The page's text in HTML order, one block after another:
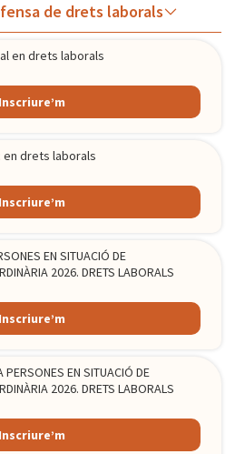
de drets laborals
en drets laborals
Inscriure’m
drets laborals
Inscriure’m
EN SITUACIÓ DE
2026. DRETS LABORALS
Inscriure’m
PERSONES EN SITUACIÓ DE
2026. DRETS LABORALS
Inscriure’m